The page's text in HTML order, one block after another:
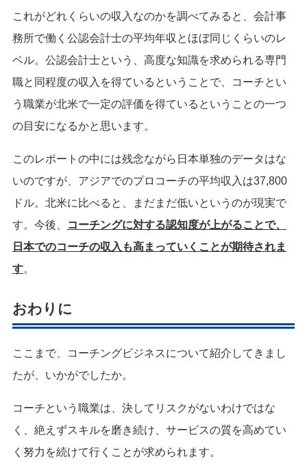
これがどれくらいの収入なのかを調べてみると、会計事
務所で働く公認会計士の平均年収とほぼ同じくらいのレ
ベル。公認会計士という、高度な知識を求められる専門
職と同程度の収入を得ているということで、コーチとい
う職業が北米で一定の評価を得ているということの一つ
の目安になるかと思います。
このレポートの中には残念ながら日本単独のデータはな
いのですが、アジアでのプロコーチの平均収入は37,800
ドル。北米に比べると、まだまだ低いというのが現実で
す。今後、
コーチングに対する認知度が上がることで、
日本でのコーチの収入も高まっていくことが期待されま
す。
おわりに
ここまで、コーチングビジネスについて紹介してきまし
たが、いかがでしたか。
コーチという職業は、決してリスクがないわけではな
く、絶えずスキルを磨き続け、サービスの質を高めてい
く努力を続けて行くことが求められます。